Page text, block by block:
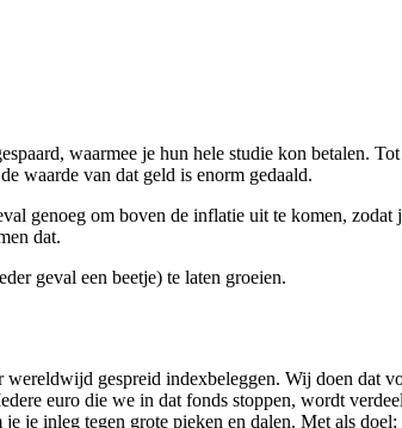
waarmee je hun hele studie kon betalen.
waarde van dat geld is enorm gedaald.
genoeg om boven de inflatie uit te komen,
dat.
geval een beetje) te laten groeien.
gespreid indexbeleggen. Wij doen dat
euro die we in dat fonds stoppen, wordt
je inleg tegen grote pieken en dalen. Met als